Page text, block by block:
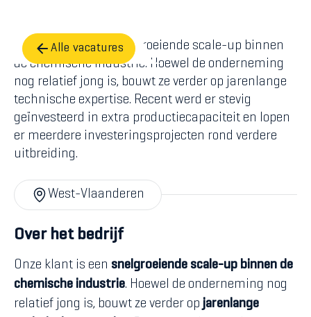
Alle vacatures
Onze klant is een snelgroeiende scale-up binnen
de chemische industrie. Hoewel de onderneming
nog relatief jong is, bouwt ze verder op jarenlange
technische expertise. Recent werd er stevig
geïnvesteerd in extra productiecapaciteit en lopen
er meerdere investeringsprojecten rond verdere
uitbreiding.
West-Vlaanderen
Over het bedrijf
Onze klant is een snelgroeiende scale-up binnen de
chemische industrie. Hoewel de onderneming nog
relatief jong is, bouwt ze verder op jarenlange